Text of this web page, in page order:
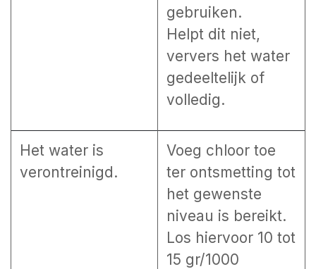
gebruiken.
Helpt dit niet,
ververs het water
gedeeltelijk of
volledig.
Het water is
verontreinigd.
Voeg chloor toe
ter ontsmetting tot
het gewenste
niveau is bereikt.
Los hiervoor 10 tot
15 gr/1000